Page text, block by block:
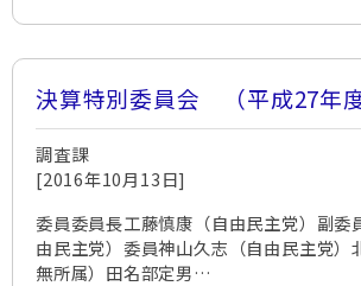
決算特別委員会 （平成27年度
調査課
[2016年10月13日]
委員委員長工藤慎康（自由民主党）副委
由民主党）委員神山久志（自由民主党）
無所属）田名部定男…